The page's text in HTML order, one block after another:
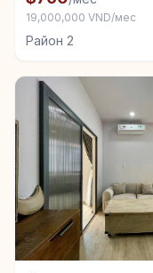
19,000,000 VND/мес
Район 2